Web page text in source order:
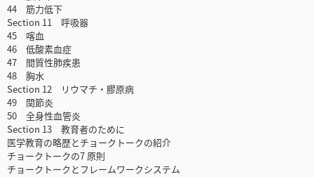
44 筋力低下
Section 11 呼吸器
45 喀血
46 低酸素血症
47 間質性肺疾患
48 胸水
Section 12 リウマチ・膠原病
49 関節炎
50 全身性血管炎
Section 13 教育者のために
医学教育の略歴とチョークトークの紹介
チョークトークの7 原則
チョークトークとフレームワークシステム